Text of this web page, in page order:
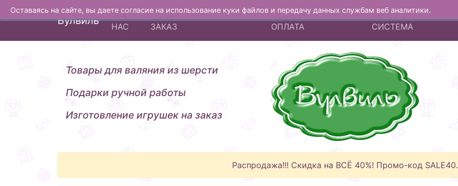
Оставаясь на сайте, вы даете согласие на использование куки файлов и передачу данных службам веб аналитики.
Вулвиль
О
НАС
ИЗГОТОВЛЕНИЕ НА
ЗАКАЗ
ДОСТАВКА И
ОПЛАТА
БОНУСНАЯ
СИСТЕМА
Товары для валяния из шерсти
Подарки ручной работы
Изготовление игрушек на заказ
Распродажа!!! Скидка на ВСЁ 40%! Промо-код SALE40.